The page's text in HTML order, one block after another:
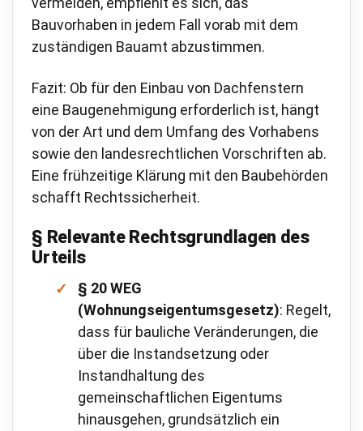
Bauvorhaben in jedem Fall vorab mit dem
zuständigen Bauamt abzustimmen.
Fazit: Ob für den Einbau von Dachfenstern
eine Baugenehmigung erforderlich ist, hängt
von der Art und dem Umfang des Vorhabens
sowie den landesrechtlichen Vorschriften ab.
Eine frühzeitige Klärung mit den Baubehörden
schafft Rechtssicherheit.
§ Relevante Rechtsgrundlagen des
Urteils
§ 20 WEG
(Wohnungseigentumsgesetz): Regelt,
dass für bauliche Veränderungen, die
über die Instandsetzung oder
Instandhaltung des
gemeinschaftlichen Eigentums
hinausgehen, grundsätzlich ein